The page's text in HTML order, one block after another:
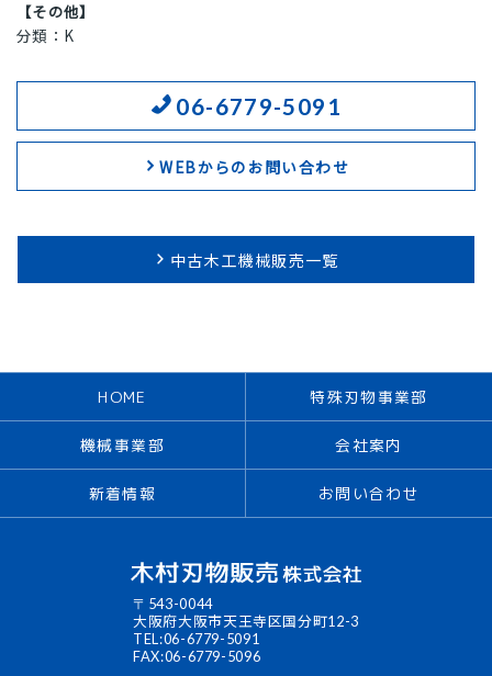
【その他】
分類：K
06-6779-5091
WEBからのお問い合わせ
中古木工機械販売一覧
〒543-0044
大阪府大阪市天王寺区国分町12-3
TEL:06-6779-5091
FAX:06-6779-5096
HOME 特殊刃物事業部
機械事業部 会社案内
新着情報 お問い合わせ